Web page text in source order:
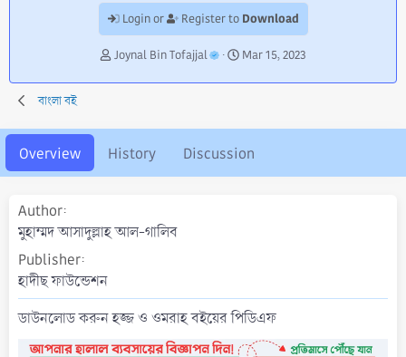
Login or Register to Download
A
t
Joynal Bin Tofajjal
C
e
o
n
Mar 15, 2023
বাংলা বই
Overview History Discussion
Author
মুহাম্মদ আসাদুল্লাহ আল-গালিব
Publisher
হাদীছ ফাউন্ডেশন
ডাউনলোড করুন হজ্জ ও ওমরাহ বইয়ের পিডিএফ